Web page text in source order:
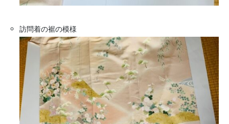
訪問着の裾の模様